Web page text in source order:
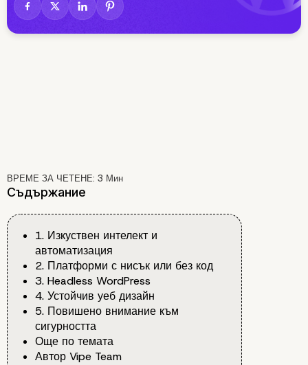
ВРЕМЕ ЗА ЧЕТЕНЕ: 3 Мин
Съдържание
1. Изкуствен интелект и
автоматизация
2. Платформи с нисък или без код
3. Headless WordPress
4. Устойчив уеб дизайн
5. Повишено внимание към
сигурността
Още по темата
Автор Vipe Team